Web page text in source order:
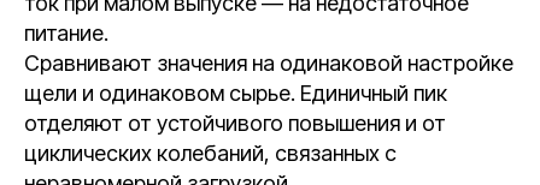
питание.
Сравнивают значения на одинаковой настройке
щели и одинаковом сырье. Единичный пик
отделяют от устойчивого повышения и от
циклических колебаний, связанных с